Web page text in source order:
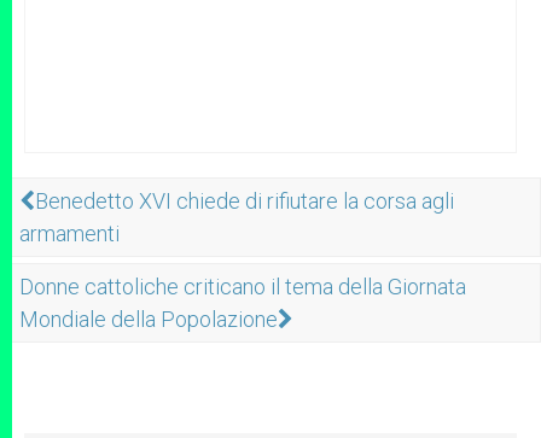
Benedetto XVI chiede di rifiutare la corsa agli
armamenti
Donne cattoliche criticano il tema della Giornata
Mondiale della Popolazione